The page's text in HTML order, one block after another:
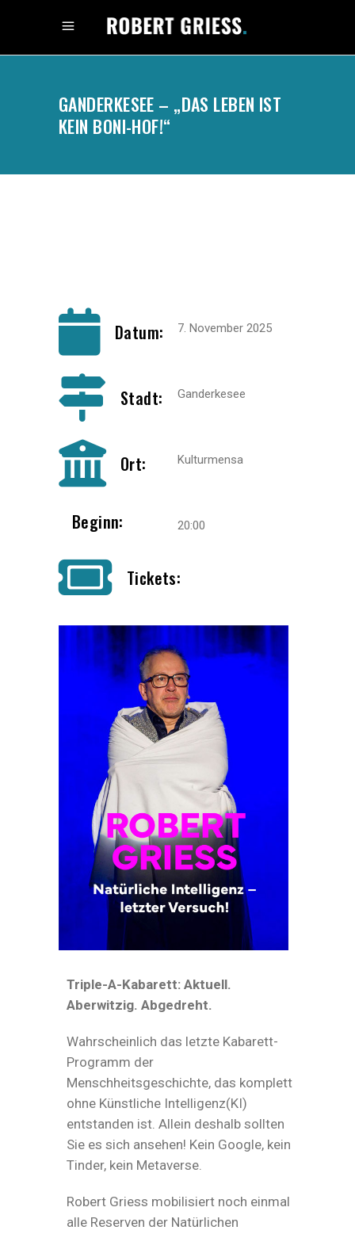
GANDERKESEE – „DAS LEBEN IST
KEIN BONI-HOF!“
Datum: 7. November 2025
Stadt: Ganderkesee
Ort: Kulturmensa
Beginn: 20:00
Tickets:
Triple-A-Kabarett: Aktuell.
Aberwitzig. Abgedreht.
Wahrscheinlich das letzte Kabarett-
Programm der
Menschheitsgeschichte, das komplett
ohne Künstliche Intelligenz(KI)
entstanden ist. Allein deshalb sollten
Sie es sich ansehen! Kein Google, kein
Tinder, kein Metaverse.
Robert Griess mobilisiert noch einmal
alle Reserven der Natürlichen